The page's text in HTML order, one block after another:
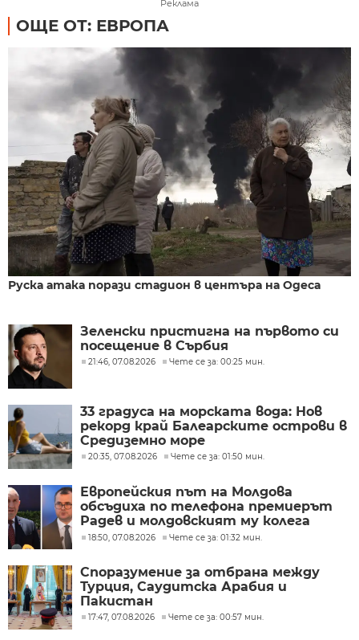
Реклама
ОЩЕ ОТ: ЕВРОПА
Руска атака порази стадион в центъра на Одеса
Зеленски пристигна на първото си
посещение в Сърбия
21:46, 07.08.2026 Чете се за: 00:25 мин.
33 градуса на морската вода: Нов
рекорд край Балеарските острови в
Средиземно море
20:35, 07.08.2026 Чете се за: 01:50 мин.
Европейския път на Молдова
обсъдиха по телефона премиерът
Радев и молдовският му колега
Тофан
18:50, 07.08.2026 Чете се за: 01:32 мин.
Споразумение за отбрана между
Турция, Саудитска Арабия и
Пакистан
17:47, 07.08.2026 Чете се за: 00:57 мин.